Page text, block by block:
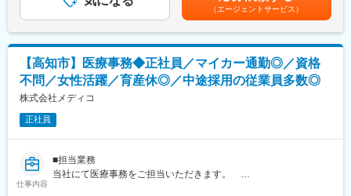
■入社後の教育体制
現場社員のOJTを予定しております。
■組織構成
40代の方も多くご活躍いただけております！
育産休なども取りやすい環境で20~50代と様々な年齢層の方が勤
務しております！また中途採用の方が多いため安心してご入社い
ただけます！
（エージェントサービス）
【高知市】医療事務◆正社員／マイカー通勤◎／資格
不問／女性活躍／育産休◎／中途採用の従業員多数◎
株式会社メディコ
正社員
仕事内容
■担当業務
当社にて医療事務をご担当いただきます。